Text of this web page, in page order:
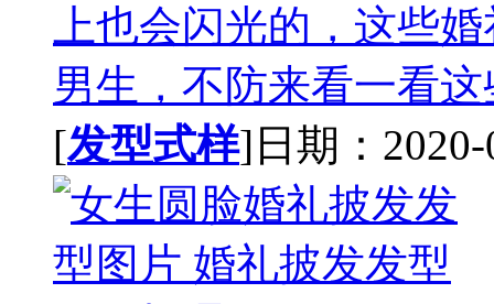
上也会闪光的，这些
男生，不防来看一看
[发型式样]日期：2020-